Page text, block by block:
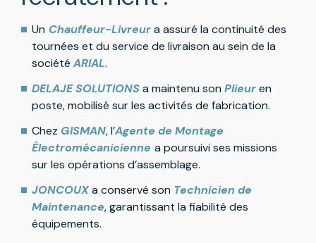
Un Chauffeur-Livreura assuré la continuité des
tournées et du service de livraison au sein de la
société ARIAL.
DELAJE SOLUTIONSa maintenu son Plieuren
poste, mobilisé sur les activités de fabrication.
Chez GISMAN, l’Agente de Montage
Électromécanicienne a poursuivi ses missions
sur les opérations d’assemblage.
JONCOUXa conservé son Technicien de
Maintenance, garantissant la fiabilité des
équipements.